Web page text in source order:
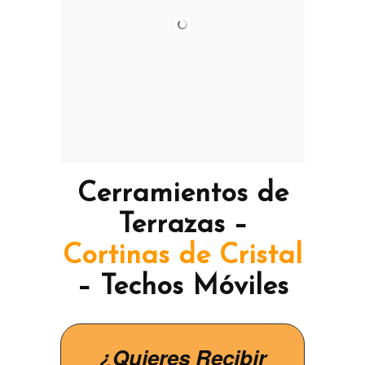
Cerramientos de
Terrazas –
Cortinas de Cristal
– Techos Móviles
¿Quieres Recibir